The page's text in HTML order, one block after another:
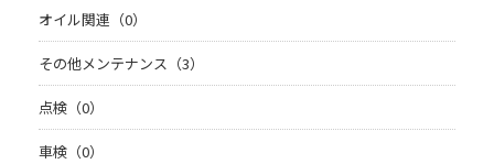
オイル関連（0）
その他メンテナンス（3）
点検（0）
車検（0）